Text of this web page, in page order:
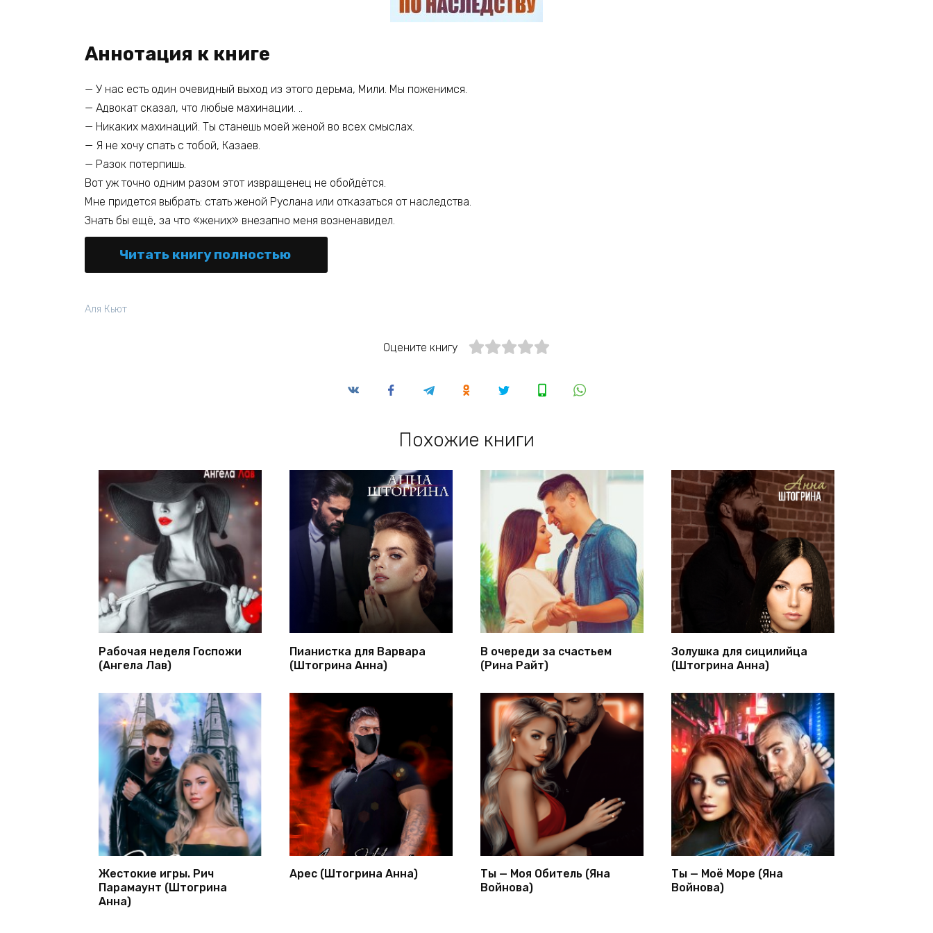
Аннотация к книге
— У нас есть один очевидный выход из этого дерьма, Мили. Мы поженимся.
— Адвокат сказал, что любые махинации. ..
— Никаких махинаций. Ты станешь моей женой во всех смыслах.
— Я не хочу спать с тобой, Казаев.
— Разок потерпишь.
Вот уж точно одним разом этот извращенец не обойдётся.
Мне придется выбрать: стать женой Руслана или отказаться от наследства.
Знать бы ещё, за что «жених» внезапно меня возненавидел.
Читать книгу полностью
Аля Кьют
Оцените книгу
Похожие книги
Рабочая неделя Госпожи
(Ангела Лав)
Пианистка для Варвара
(Штогрина Анна)
В очереди за счастьем
(Рина Райт)
Золушка для сицилийца
(Штогрина Анна)
Жестокие игры. Рич
Парамаунт (Штогрина
Анна)
Арес (Штогрина Анна)
Ты — Моя Обитель (Яна
Войнова)
Ты — Моё Море (Яна
Войнова)